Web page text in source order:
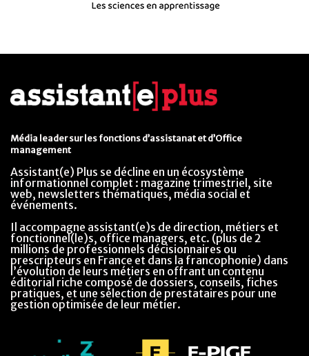
Média leader sur les fonctions d’assistanat et d’Office
management
Assistant(e) Plus se décline en un écosystème
informationnel complet : magazine trimestriel, site
web, newsletters thématiques, média social et
événements.
Il accompagne assistant(e)s de direction, métiers et
fonctionnel(le)s, office managers, etc. (plus de 2
millions de professionnels décisionnaires ou
prescripteurs en France et dans la francophonie) dans
l’évolution de leurs métiers en offrant un contenu
éditorial riche composé de dossiers, conseils, fiches
pratiques, et une sélection de prestataires pour une
gestion optimisée de leur métier.